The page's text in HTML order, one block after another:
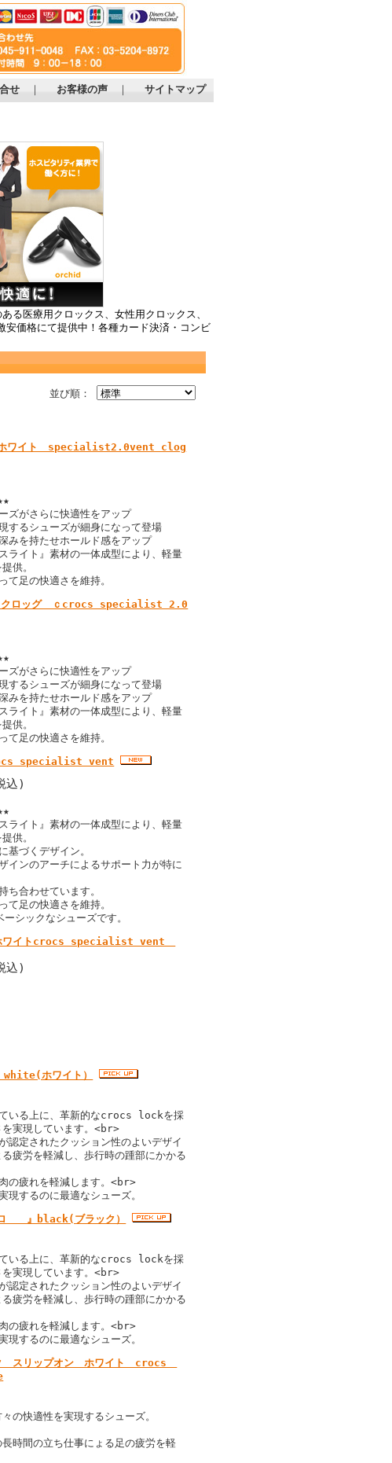
せ ｜ お客様の声 ｜ サイトマップ
医療用クロックス、女性用クロックス、
価格にて提供中！各種カード決済・コンビ
並び順：
ホワイト specialist2.0vent clog
ズがさらに快適性をアップ
するシューズが細身になって登場
みを持たせホールド感をアップ
ライト』素材の一体成型により、軽量
供。
て足の快適さを維持。
クロッグ ｃcrocs specialist 2.0
ズがさらに快適性をアップ
するシューズが細身になって登場
みを持たせホールド感をアップ
ライト』素材の一体成型により、軽量
供。
て足の快適さを維持。
specialist vent
込)
ライト』素材の一体成型により、軽量
供。
基づくデザイン。
インのアーチによるサポート力が特に
ち合わせています。
て足の快適さを維持。
シックなシューズです。
ホワイトcrocs specialist vent
込)
ホワイト）
ている上に、革新的なcrocs lockを採
を実現しています。<br>
認定されたクッション性のよいデザイ
疲労を軽減し、歩行時の踵部にかかる
の疲れを軽減します。<br>
現するのに最適なシューズ。
』black(ブラック）
ている上に、革新的なcrocs lockを採
を実現しています。<br>
認定されたクッション性のよいデザイ
疲労を軽減し、歩行時の踵部にかかる
の疲れを軽減します。<br>
現するのに最適なシューズ。
スリップオン ホワイト crocs
の快適性を実現するシューズ。
時間の立ち仕事にょる足の疲労を軽